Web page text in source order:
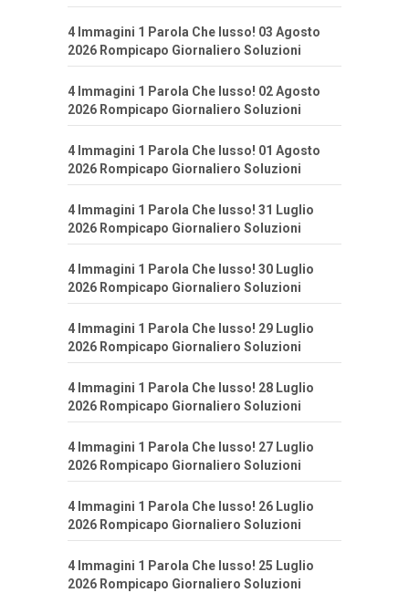
4 Immagini 1 Parola Che lusso! 03 Agosto
2026 Rompicapo Giornaliero Soluzioni
4 Immagini 1 Parola Che lusso! 02 Agosto
2026 Rompicapo Giornaliero Soluzioni
4 Immagini 1 Parola Che lusso! 01 Agosto
2026 Rompicapo Giornaliero Soluzioni
4 Immagini 1 Parola Che lusso! 31 Luglio
2026 Rompicapo Giornaliero Soluzioni
4 Immagini 1 Parola Che lusso! 30 Luglio
2026 Rompicapo Giornaliero Soluzioni
4 Immagini 1 Parola Che lusso! 29 Luglio
2026 Rompicapo Giornaliero Soluzioni
4 Immagini 1 Parola Che lusso! 28 Luglio
2026 Rompicapo Giornaliero Soluzioni
4 Immagini 1 Parola Che lusso! 27 Luglio
2026 Rompicapo Giornaliero Soluzioni
4 Immagini 1 Parola Che lusso! 26 Luglio
2026 Rompicapo Giornaliero Soluzioni
4 Immagini 1 Parola Che lusso! 25 Luglio
2026 Rompicapo Giornaliero Soluzioni